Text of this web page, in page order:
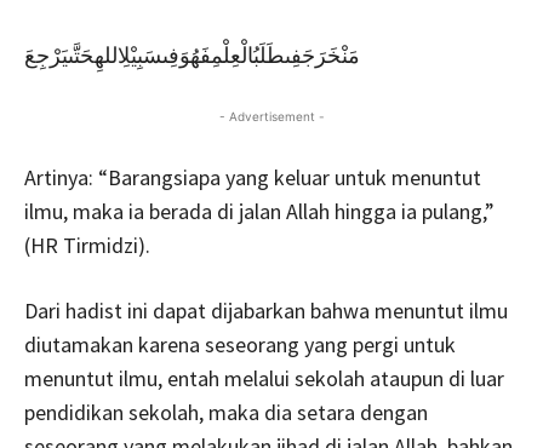
مَنْخَرَجَفِىطَلَبُالْعِلْمِفَهُوَفِىسَبِيْلِاللهِحَتَّىيَرْجِعَ
- Advertisement -
Artinya: “Barangsiapa yang keluar untuk menuntut
ilmu, maka ia berada di jalan Allah hingga ia pulang,”
(HR Tirmidzi).
Dari hadist ini dapat dijabarkan bahwa menuntut ilmu
diutamakan karena seseorang yang pergi untuk
menuntut ilmu, entah melalui sekolah ataupun di luar
pendidikan sekolah, maka dia setara dengan